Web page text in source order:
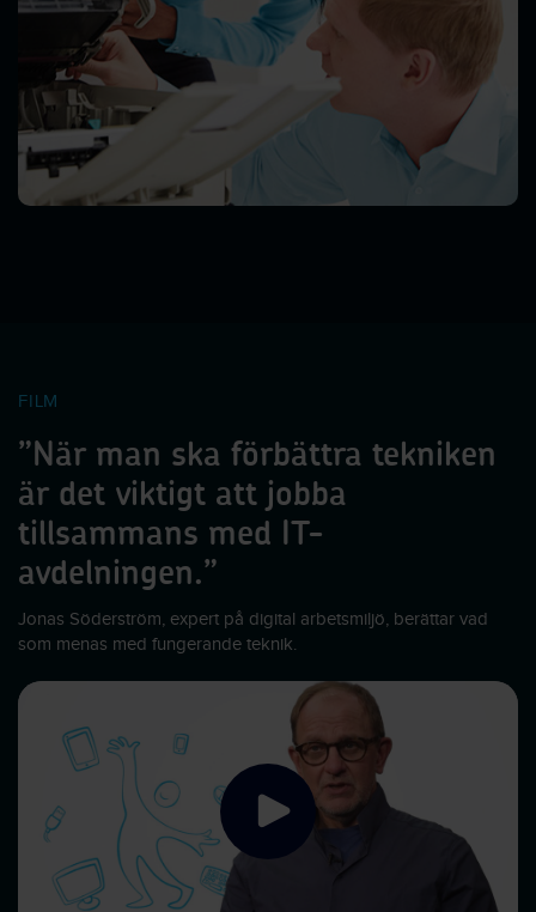
FILM
”När man ska förbättra tekniken
är det viktigt att jobba
tillsammans med IT-
avdelningen.”
Jonas Söderström, expert på digital arbetsmiljö, berättar vad
som menas med fungerande teknik.